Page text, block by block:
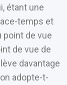
étant une
temps et
point de vue
de vue de
davantage
adopte-t-